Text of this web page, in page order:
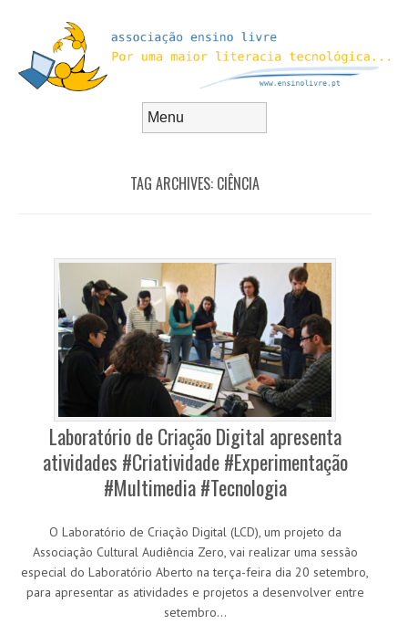
TAG ARCHIVES: CIÊNCIA
Laboratório de Criação Digital apresenta
atividades #Criatividade #Experimentação
#Multimedia #Tecnologia
O Laboratório de Criação Digital (LCD), um projeto da
Associação Cultural Audiência Zero, vai realizar uma sessão
especial do Laboratório Aberto na terça-feira dia 20 setembro,
para apresentar as atividades e projetos a desenvolver entre
setembro…